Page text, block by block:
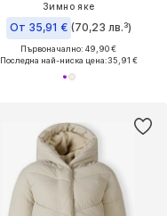
Зимно яке
От 35,91 € (70,23 лв.³)
Първоначално: 49,90 €
Последна най-ниска цена:35,91 €